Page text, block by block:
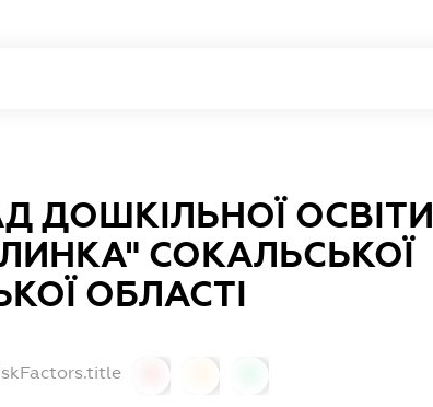
ДОШКІЛЬНОЇ ОСВІТИ
СОКАЛЬСЬКОЇ
ОБЛАСТІ